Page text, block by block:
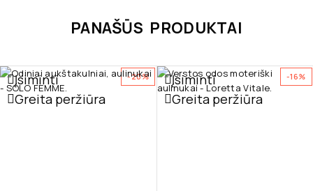
PANAŠŪS PRODUKTAI
-20%
Įsiminti
Greita peržiūra
-16%
Įsiminti
Greita peržiūra